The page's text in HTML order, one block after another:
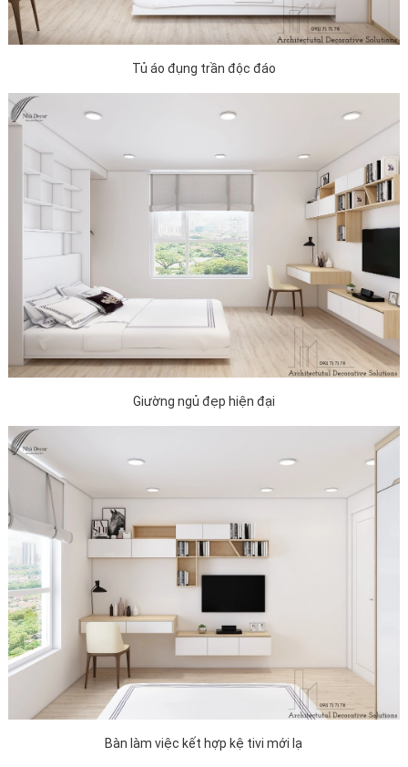
Tủ áo đụng trần độc đáo
Giường ngủ đẹp hiện đại
Bàn làm việc kết hợp kệ tivi mới lạ